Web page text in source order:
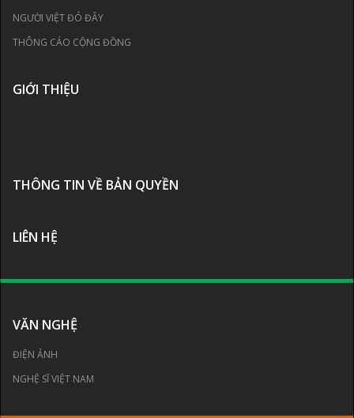
NGƯỜI VIỆT ĐÓ ĐÂY
THÔNG CÁO CỘNG ĐỒNG
GIỚI THIỆU
THÔNG TIN VỀ BẢN QUYỀN
LIÊN HỆ
VĂN NGHỆ
ĐIỆN ẢNH
NGHỆ SĨ VIỆT NAM